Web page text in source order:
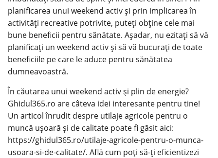
planificarea unui weekend activ și prin implicarea în
activități recreative potrivite, puteți obține cele mai
bune beneficii pentru sănătate. Așadar, nu ezitați să vă
planificați un weekend activ și să vă bucurați de toate
beneficiile pe care le aduce pentru sănătatea
dumneavoastră.
În căutarea unui weekend activ și plin de energie?
Ghidul365.ro are câteva idei interesante pentru tine!
Un articol înrudit despre utilaje agricole pentru o
muncă ușoară și de calitate poate fi găsit aici:
https://ghidul365.ro/utilaje-agricole-pentru-o-munca-
usoara-si-de-calitate/. Află cum poți să-ți eficientizezi